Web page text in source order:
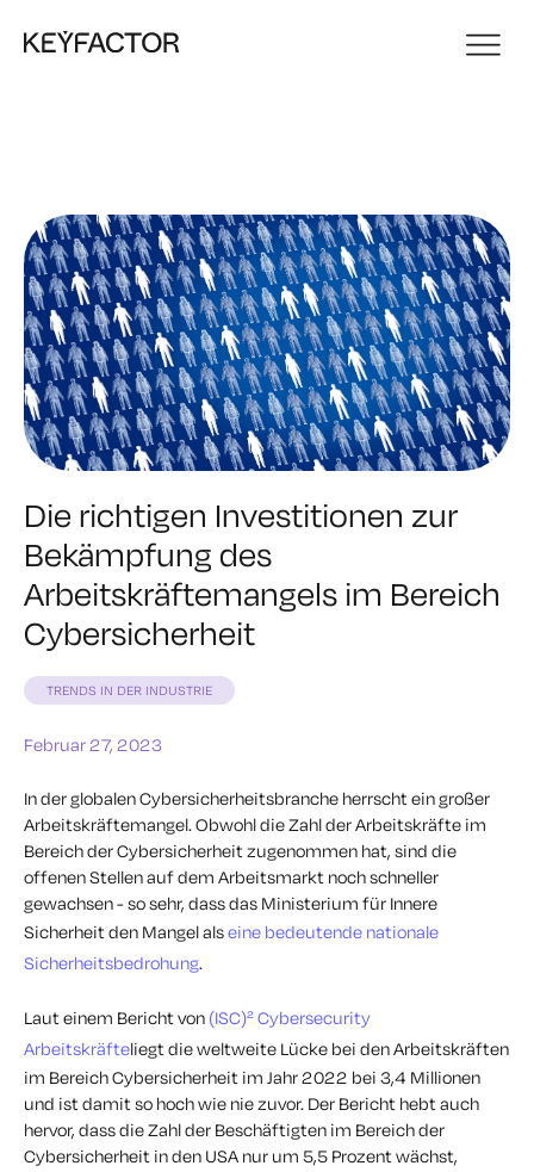
Die richtigen Investitionen zur
Bekämpfung des
Arbeitskräftemangels im Bereich
Cybersicherheit
TRENDS IN DER INDUSTRIE
Februar 27, 2023
In der globalen Cybersicherheitsbranche herrscht ein großer
Arbeitskräftemangel. Obwohl die Zahl der Arbeitskräfte im
Bereich der Cybersicherheit zugenommen hat, sind die
offenen Stellen auf dem Arbeitsmarkt noch schneller
gewachsen - so sehr, dass das Ministerium für Innere
Sicherheit den Mangel alseine bedeutende nationale
Sicherheitsbedrohung.
Laut einem Bericht von (ISC)² Cybersecurity
Arbeitskräfteliegt die weltweite Lücke bei den Arbeitskräften
im Bereich Cybersicherheit im Jahr 2022 bei 3,4 Millionen
und ist damit so hoch wie nie zuvor. Der Bericht hebt auch
hervor, dass die Zahl der Beschäftigten im Bereich der
Cybersicherheit in den USA nur um 5,5 Prozent wächst,